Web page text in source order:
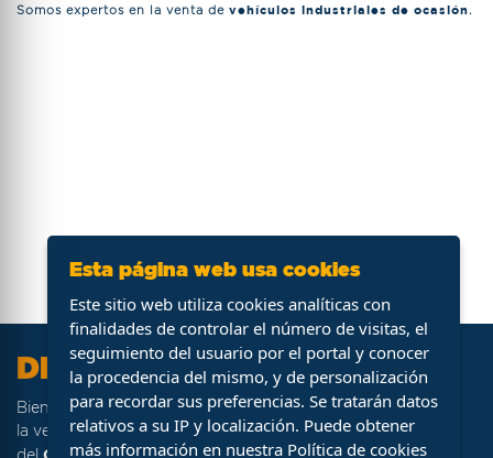
Somos expertos en la venta de vehículos industriales de ocasión.
DFM Ocasión
Bienvenido aDFM Ocasión, portal web especializado en
la venta de stock de vehículos procedentes de la flota
Grupo DFM
Esta página web usa cookies
Este sitio web utiliza cookies analíticas con
finalidades de controlar el número de visitas, el
seguimiento del usuario por el portal y conocer
la procedencia del mismo, y de personalización
para recordar sus preferencias. Se tratarán datos
relativos a su IP y localización. Puede obtener
más información en nuestra Política de cookies